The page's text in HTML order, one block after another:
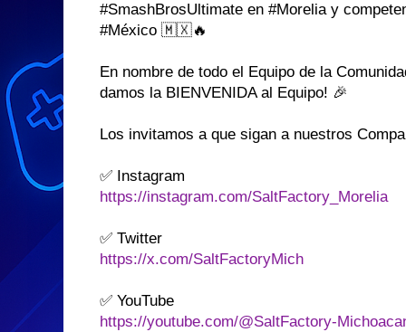
#SmashBrosUltimate en #Morelia y
#México 🇲🇽🔥
En nombre de todo el Equipo de la
damos la BIENVENIDA al Equipo! 🎉
Los invitamos a que sigan a nuestros
✅ Instagram
https://instagram.com/SaltFactory_Morelia
✅ Twitter
https://x.com/SaltFactoryMich
✅ YouTube
https://youtube.com/@SaltFactory-